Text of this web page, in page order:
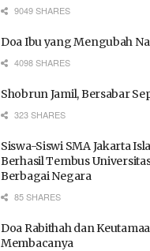
9049 SHARES
Doa Ibu yang Mengubah
4098 SHARES
Shobrun Jamil, Bersabar
323 SHARES
Siswa-Siswi SMA Jakarta
Berhasil Tembus
Berbagai Negara
85 SHARES
Doa Rabithah dan
Membacanya